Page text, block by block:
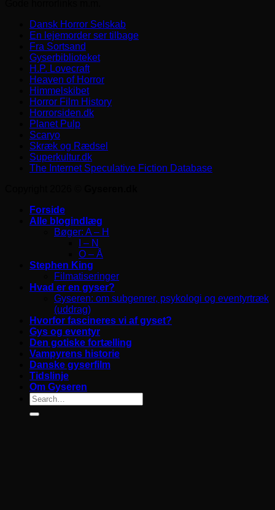
Dansk Horror Selskab
En lejemorder ser tilbage
Fra Sortsand
Gyserbiblioteket
H.P. Lovecraft
Heaven of Horror
Himmelskibet
Horror Film History
Horrorsiden.dk
Planet Pulp
Scaryo
Skræk og Rædsel
Superkultur.dk
The Internet Speculative Fiction Database
Forside
Alle blogindlæg
Bøger: A – H
I – N
O – Å
Stephen King
Filmatiseringer
Hvad er en gyser?
Gyseren: om subgenrer, psykologi og eventyrtræk
(uddrag)
Hvorfor fascineres vi af gyset?
Gys og eventyr
Den gotiske fortælling
Vampyrens historie
Danske gyserfilm
Tidslinje
Om Gyseren